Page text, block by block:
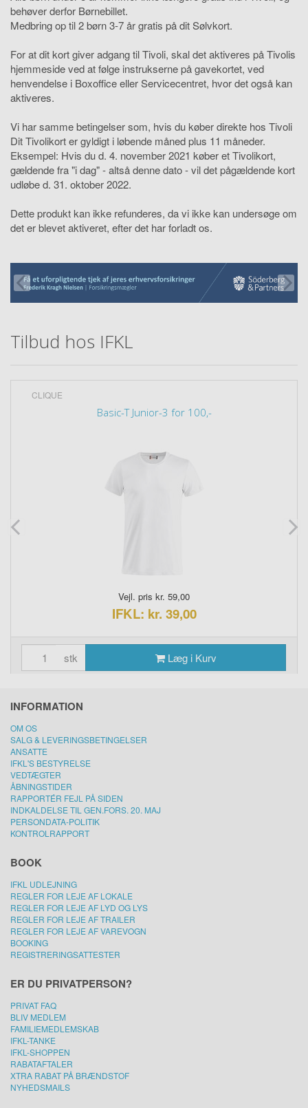
behøver derfor Børnebillet.
Medbring op til 2 børn 3-7 år gratis på dit Sølvkort.
For at dit kort giver adgang til Tivoli, skal det aktiveres på Tivolis
hjemmeside ved at følge instrukserne på gavekortet, ved
henvendelse i Boxoffice eller Servicecentret, hvor det også kan
aktiveres.
Vi har samme betingelser som, hvis du køber direkte hos Tivoli
Dit Tivolikort er gyldigt i løbende måned plus 11 måneder.
Eksempel: Hvis du d. 4. november 2021 køber et Tivolikort,
gældende fra "i dag" - altså denne dato - vil det pågældende kort
udløbe d. 31. oktober 2022.
Dette produkt kan ikke refunderes, da vi ikke kan undersøge om
det er blevet aktiveret, efter det har forladt os.
Tilbud hos IFKL
CLIQUE
Basic-T Junior-3 for 100,-
Vejl. pris kr. 59,00
IFKL: kr. 39,00
stk Læg i Kurv
INFORMATION
OM OS
SALG & LEVERINGSBETINGELSER
ANSATTE
IFKL'S BESTYRELSE
VEDTÆGTER
ÅBNINGSTIDER
RAPPORTÉR FEJL PÅ SIDEN
INDKALDELSE TIL GEN.FORS. 20. MAJ
PERSONDATA-POLITIK
KONTROLRAPPORT
BOOK
IFKL UDLEJNING
REGLER FOR LEJE AF LOKALE
REGLER FOR LEJE AF LYD OG LYS
REGLER FOR LEJE AF TRAILER
REGLER FOR LEJE AF VAREVOGN
BOOKING
REGISTRERINGSATTESTER
ER DU PRIVATPERSON?
PRIVAT FAQ
BLIV MEDLEM
FAMILIEMEDLEMSKAB
IFKL-TANKE
IFKL-SHOPPEN
RABATAFTALER
XTRA RABAT PÅ BRÆNDSTOF
NYHEDSMAILS